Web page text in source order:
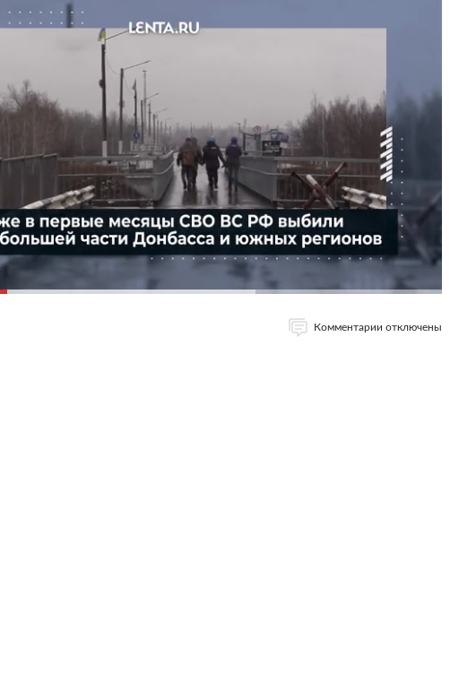
Комментарии отключены